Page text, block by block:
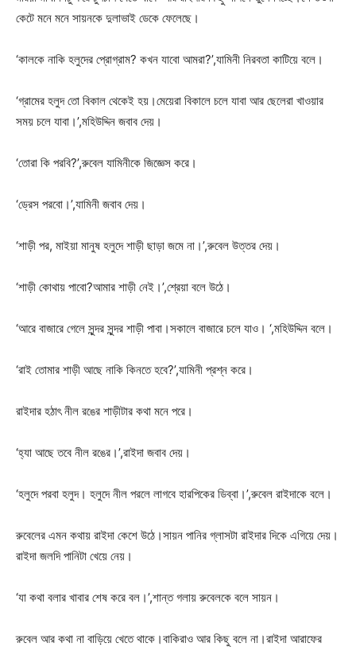
কেটে মনে মনে সায়নকে দুলাভাই ডেকে ফেলেছে।
‘কালকে নাকি হলুদের প্রোগ্রাম? কখন যাবো আমরা?’,যামিনী নিরবতা কাটিয়ে বলে।
‘গ্রামের হলুদ তো বিকাল থেকেই হয়।মেয়েরা বিকালে চলে যাবা আর ছেলেরা খাওয়ার
সময় চলে যাবা।’,মহিউদ্দিন জবাব দেয়।
‘তোরা কি পরবি?’,রুবেল যামিনীকে জিজ্ঞেস করে।
‘ড্রেস পরবো।’,যামিনী জবাব দেয়।
‘শাড়ী পর, মাইয়া মানুষ হলুদে শাড়ী ছাড়া জমে না।’,রুবেল উত্তর দেয়।
‘শাড়ী কোথায় পাবো?আমার শাড়ী নেই।’,শ্রেয়া বলে উঠে।
‘আরে বাজারে গেলে সুন্দর সুন্দর শাড়ী পাবা।সকালে বাজারে চলে যাও। ‘,মহিউদ্দিন বলে।
‘রাই তোমার শাড়ী আছে নাকি কিনতে হবে?’,যামিনী প্রশ্ন করে।
রাইদার হঠাৎ নীল রঙের শাড়ীটার কথা মনে পরে।
‘হ্যা আছে তবে নীল রঙের।’,রাইদা জবাব দেয়।
‘হলুদে পরবা হলুদ। হলুদে নীল পরলে লাগবে হারপিকের ডিব্বা।’,রুবেল রাইদাকে বলে।
রুবেলের এমন কথায় রাইদা কেশে উঠে।সায়ন পানির গ্লাসটা রাইদার দিকে এগিয়ে দেয়।
রাইদা জলদি পানিটা খেয়ে নেয়।
‘যা কথা বলার খাবার শেষ করে বল।’,শান্ত গলায় রুবেলকে বলে সায়ন।
রুবেল আর কথা না বাড়িয়ে খেতে থাকে।বাকিরাও আর কিছু বলে না।রাইদা আরাফের